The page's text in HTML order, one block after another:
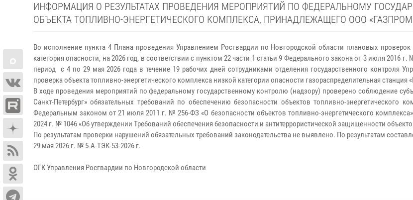
ИНФОРМАЦИЯ О РЕЗУЛЬТАТАХ ПРОВЕДЕНИЯ МЕРОПРИЯТИЙ ПО ФЕДЕРАЛЬНОМУ
ОБЪЕКТА ТОПЛИВНО-ЭНЕРГЕТИЧЕСКОГО КОМПЛЕКСА, ПРИНАДЛЕЖАЩЕГО ООО «ГАЗПРОМ
Во исполнение пункта 4 Плана проведения Управлением Росгвардии по Новгородской области плановых
категория опасности, на 2026 год, в соответствии с пунктом 22 части 1 статьи 9 Федерального закона от 3 июля
период с 4 по 29 мая 2026 года в течение 19 рабочих дней сотрудниками отделения государственного контроля
проверка объекта топливно-энергетического комплекса низкой категории опасности газораспределительная
В ходе проведения мероприятий по федеральному государственному контролю (надзору) проверено соблюдение
Санкт-Петербург» обязательных требований по обеспечению безопасности объектов топливно-энергетического
Федеральным законом от 21 июля 2011 г. № 256-ФЗ «О безопасности объектов топливно-энергетического
2024 г. № 1046 «Об утверждении Требований обеспечения безопасности и антитеррористической защищенности
По результатам проверки нарушений обязательных требований законодательства не выявлено. По результатам
29 мая 2026 г. № 5-А-ТЭК-53-2026 г.
ОГК Управления Росгвардии по Новгородской области